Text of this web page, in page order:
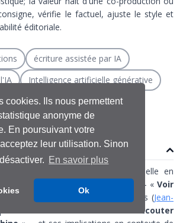
cookies. Ils nous permettent
anonyme de
En poursuivant votre
leur utilisation. Sinon
En savoir plus
Ok
vérifie le factuel, ajuste le style et
éditoriale.
écriture assistée par IA
Intelligence artificielle générative
modèles de langage
dans la série L’intelligence artificielle en
examiné la reconnaissance d’image – « Voir
» – et ses limites managériales (Jean-
Ecouter